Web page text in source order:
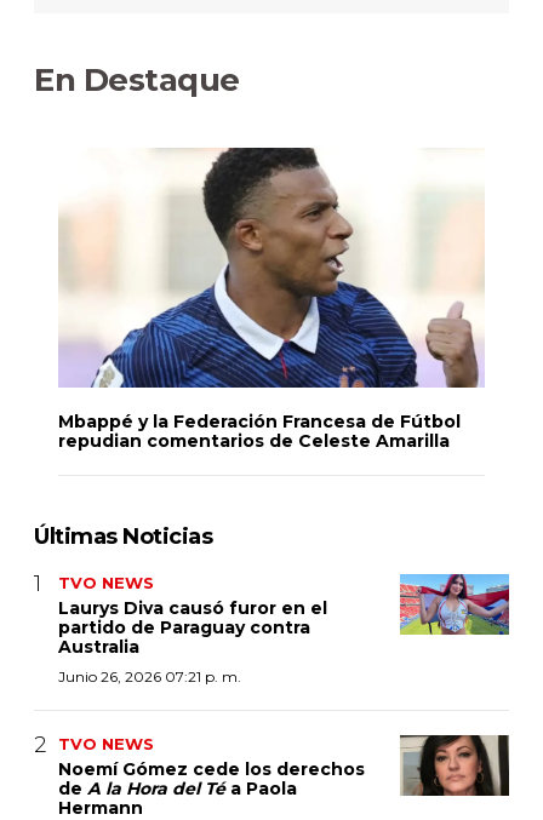
En Destaque
Mbappé y la Federación Francesa de Fútbol
repudian comentarios de Celeste Amarilla
Últimas Noticias
TVO NEWS
Laurys Diva causó furor en el
partido de Paraguay contra
Australia
Junio 26, 2026 07:21 p. m.
TVO NEWS
Noemí Gómez cede los derechos
de A la Hora del Té a Paola
Hermann